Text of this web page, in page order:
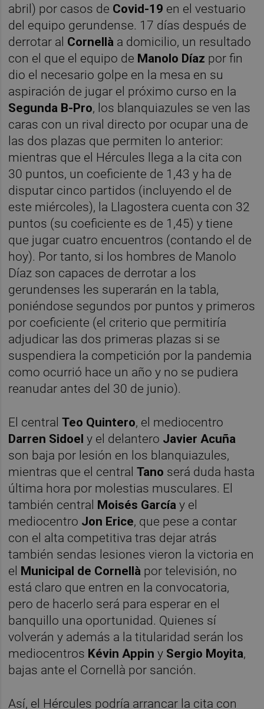
abril) por casos de Covid-19 en el vestuario
del equipo gerundense. 17 días después de
derrotar al Cornellà a domicilio, un resultado
con el que el equipo de Manolo Díaz por fin
dio el necesario golpe en la mesa en su
aspiración de jugar el próximo curso en la
Segunda B-Pro, los blanquiazules se ven las
caras con un rival directo por ocupar una de
las dos plazas que permiten lo anterior:
mientras que el Hércules llega a la cita con
30 puntos, un coeficiente de 1,43 y ha de
disputar cinco partidos (incluyendo el de
este miércoles), la Llagostera cuenta con 32
puntos (su coeficiente es de 1,45) y tiene
que jugar cuatro encuentros (contando el de
hoy). Por tanto, si los hombres de Manolo
Díaz son capaces de derrotar a los
gerundenses les superarán en la tabla,
poniéndose segundos por puntos y primeros
por coeficiente (el criterio que permitiría
adjudicar las dos primeras plazas si se
suspendiera la competición por la pandemia
como ocurrió hace un año y no se pudiera
reanudar antes del 30 de junio).
El centralTeo Quintero, el mediocentro
Darren Sidoel y el delantero Javier Acuña
son baja por lesión en los blanquiazules,
mientras que el centralTano será duda hasta
última hora por molestias musculares. El
también central Moisés Garcíay el
mediocentro Jon Erice, que pese a contar
con el alta competitiva tras dejar atrás
también sendas lesiones vieron la victoria en
el Municipal de Cornellà por televisión, no
está claro que entren en la convocatoria,
pero de hacerlo será para esperar en el
banquillo una oportunidad. Quienes sí
volverán y además a la titularidad serán los
mediocentros Kévin Appin y Sergio Moyita,
bajas ante el Cornellà por sanción.
Así, el Hércules podría arrancar la cita con